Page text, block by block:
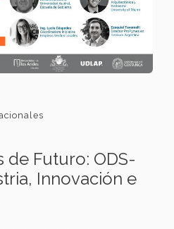
de Futuro: ODS-
Innovación e